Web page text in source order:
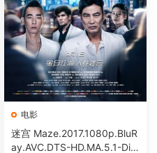
电影
迷宫 Maze.2017.1080p.BluR
ay.AVC.DTS-HD.MA.5.1-DiY